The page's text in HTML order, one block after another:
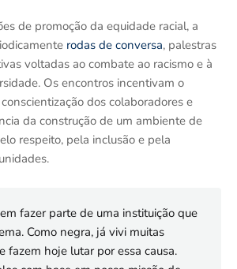
de promoção da equidade racial, a
rodas de conversa, palestras
voltadas ao combate ao racismo e à
Os encontros incentivam o
dos colaboradores e
da construção de um ambiente de
respeito, pela inclusão e pela
fazer parte de uma instituição que
Como negra, já vivi muitas
fazem hoje lutar por essa causa.